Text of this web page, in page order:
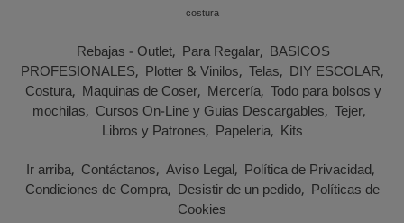
costura
Rebajas - Outlet Para Regalar BASICOS
PROFESIONALES Plotter & Vinilos Telas DIY ESCOLAR
Costura Maquinas de Coser Mercería Todo para bolsos y
mochilas Cursos On-Line y Guias Descargables Tejer
Libros y Patrones Papeleria Kits
Ir arriba Contáctanos Aviso Legal Política de Privacidad
Condiciones de Compra Desistir de un pedido Políticas de
Cookies